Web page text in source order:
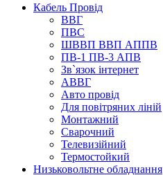
Кабель Провід
ВВГ
ПВС
ШВВП ВВП АППВ
ПВ-1 ПВ-3 АПВ
Зв`язок інтернет
АВВГ
Авто провід
Для повітряних ліній
Монтажний
Сварочний
Телевизійний
Термостойкий
Низьковольтне обладнання